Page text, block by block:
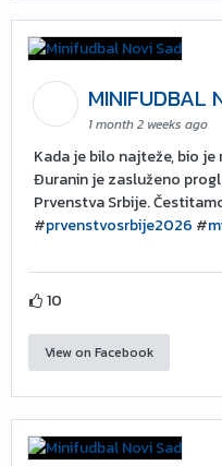
MINIFUDBAL
1 month 2 weeks ago
Kada je bilo najteže, bio je
Đuranin je zasluženo
Prvenstva Srbije.
#prvenstvosrbije2026 #
10
View on Facebook